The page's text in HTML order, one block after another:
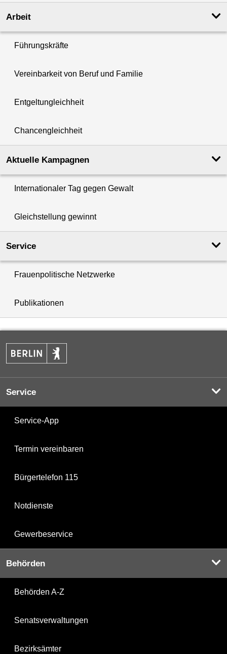
Arbeit
Führungskräfte
Vereinbarkeit von Beruf und Familie
Entgeltungleichheit
Chancengleichheit
Aktuelle Kampagnen
Internationaler Tag gegen Gewalt
Gleichstellung gewinnt
Service
Frauenpolitische Netzwerke
Publikationen
Service
Service-App
Termin vereinbaren
Bürgertelefon 115
Notdienste
Gewerbeservice
Behörden
Behörden A-Z
Senatsverwaltungen
Bezirksämter